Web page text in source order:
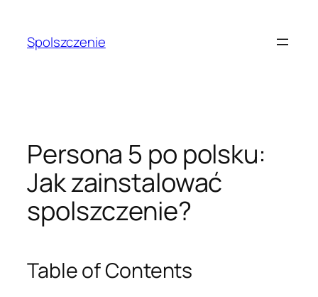
treściSpolszczenie
Persona 5 po polsku:
Jak zainstalować
spolszczenie?
Table of Contents